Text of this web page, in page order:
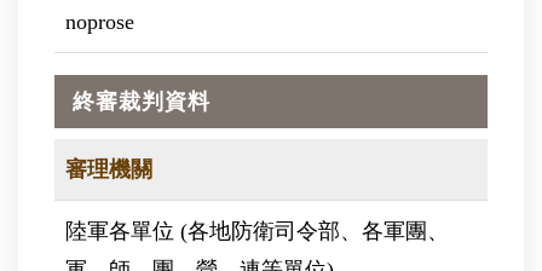
noprose
終審裁判資料
審理機關
陸軍各單位 (各地防衛司令部、各軍團、